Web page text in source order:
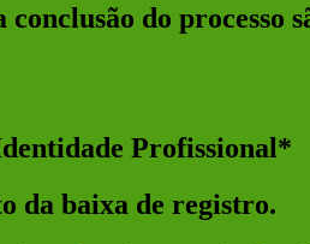
do processo
Profissional*
da baixa de registro.